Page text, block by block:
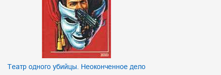
Театр одного убийцы. Неоконченное дело